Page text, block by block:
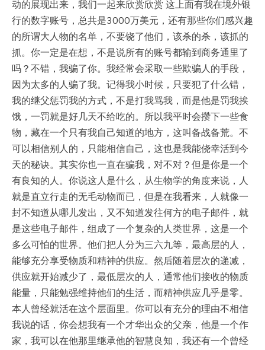
动的展现出来，我们一起来欣赏欣赏 这上面有我在境外银
行的数字账号，总共是3000万美元，还有那些你们感兴趣
的所谓大人物的名单，不要饶了他们，该杀的杀，该抓的
抓。你一定是在想，不是说所有的账号都输到商务通里了
吗？不错，我骗了你。我经常会采取一些欺骗人的手段，
因为太多的人骗了我。记得我小时候，只要犯了什么错，
我的继父惩罚我的方式，不是打我骂我，而是他是罚我挨
饿，一罚就是好几天不给吃的。所以我平时会攒下一些食
物，藏在一个只有我自己知道的地方，这叫备战备荒。不
可以相信别人的，只能相信自己，这也是我能侥幸活到今
天的秘诀。其实你也一直在骗我，对不对？但是你是一个
有良知的人。你说这人是什么，从生物学的角度来说，人
就是直立行走的无毛动物而已，但是在我看来，人就像一
封不知道从哪儿发出，又不知道发往何方的电子邮件，就
是这些电子邮件，组成了一个复杂的人类世界，这是一个
多么可怕的世界。他们把人分为三六九等，最高层的人，
能够充分享受物质和精神的供应。然后随着层次的递减，
供应就开始减少了，最低层次的人，通常他们接收的物质
能量，只能勉强维持他们的生活，而精神供应几乎是零。
本人曾经就活在这个层面里。你可以有充分的理由不相信
我说的话，你会想我有一个才华出众的父亲，他是一个作
家，我可以在他那里继承他的智慧良知，我还有一个曾经